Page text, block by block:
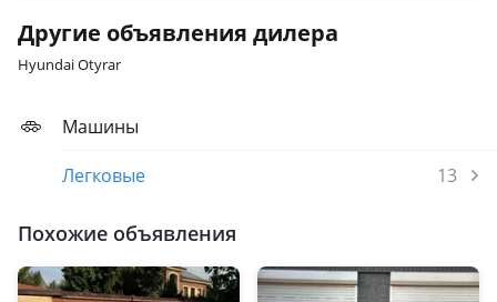
Другие объявления дилера
Hyundai Otyrar
Машины
Легковые
13
Похожие объявления